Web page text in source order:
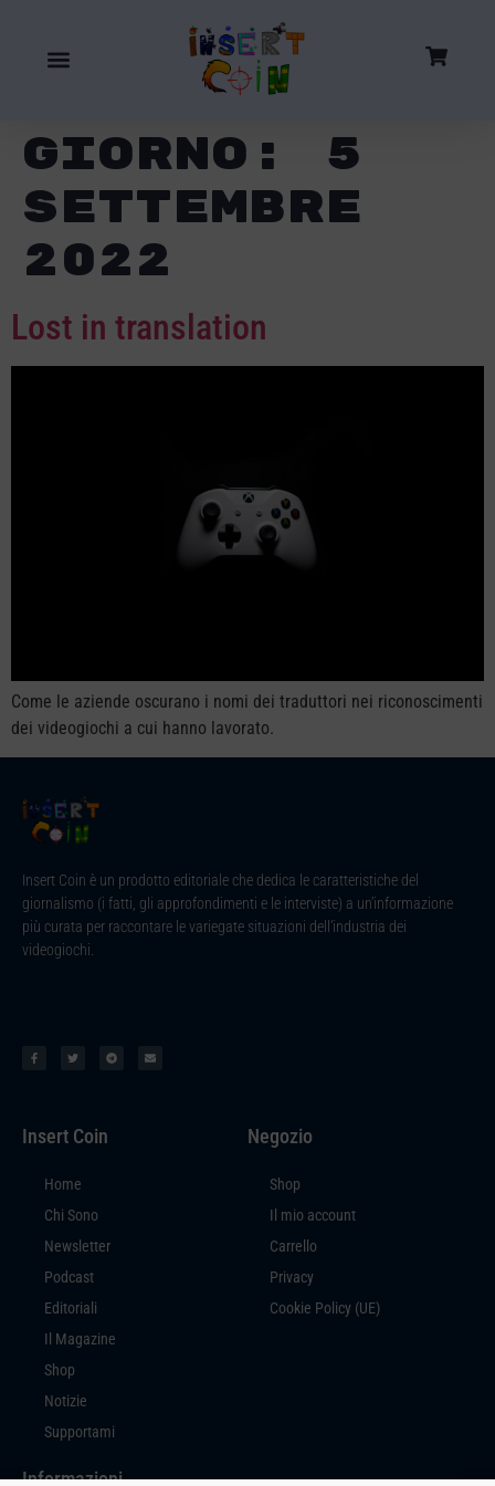
Giorno: 5
Settembre
2022
Lost in translation
Come le aziende oscurano i nomi dei traduttori nei riconoscimenti
dei videogiochi a cui hanno lavorato.
Insert Coin è un prodotto editoriale che dedica le caratteristiche del
giornalismo (i fatti, gli approfondimenti e le interviste) a un’informazione
più curata per raccontare le variegate situazioni dell’industria dei
videogiochi.
Insert Coin
Home
Chi Sono
Newsletter
Podcast
Editoriali
Il Magazine
Shop
Notizie
Supportami
Negozio
Shop
Il mio account
Carrello
Privacy
Cookie Policy (UE)
Informazioni